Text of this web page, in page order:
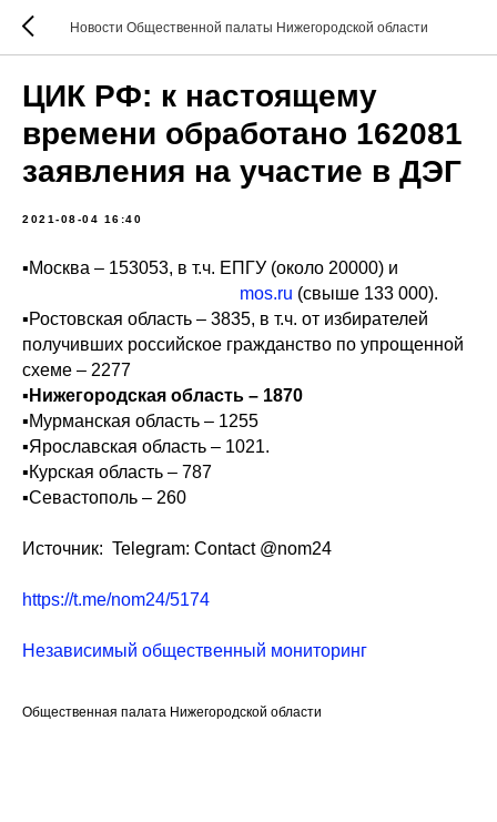
Новости Общественной палаты Нижегородской области
ЦИК РФ: к настоящему
времени обработано 162081
заявления на участие в ДЭГ
2021-08-04 16:40
▪️Москва – 153053, в т.ч. ЕПГУ (около 20000) и
mos.ru (свыше 133 000).
▪️Ростовская область – 3835, в т.ч. от избирателей
получивших российское гражданство по упрощенной
схеме – 2277
▪️Нижегородская область – 1870
▪️Мурманская область – 1255
▪️Ярославская область – 1021.
▪️Курская область – 787
▪️Севастополь – 260
Источник: Telegram: Contact @nom24
https://t.me/nom24/5174
Независимый общественный мониторинг
Общественная палата Нижегородской области